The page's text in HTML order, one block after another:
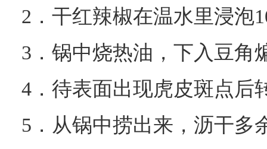
2．干红辣椒在温水里浸泡
3．锅中烧热油，下入豆角
4．待表面出现虎皮斑点后
5．从锅中捞出来，沥干多